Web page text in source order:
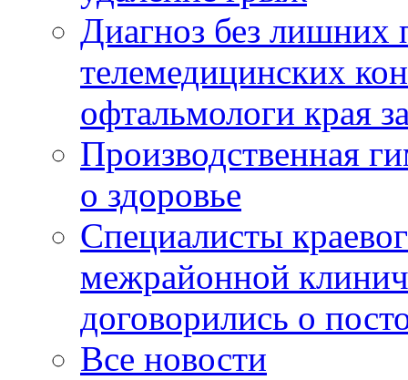
Диагноз без лишних
телемедицинских
офтальмологи края
Производственная
о здоровье
Специалисты
межрайонной
договорились о
Все новости